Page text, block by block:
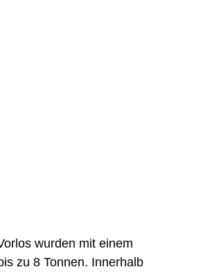
wurden mit einem
zu 8 Tonnen. Innerhalb